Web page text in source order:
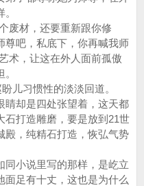
。
材，还要重新跟你修
尊吧，私底下，你再喊我师
术，让这在外人面前孤傲
。
儿习惯性的淡淡回道。
却是四处张望着，这天都
石打造雕磨，要是放到21世
殿，纯精石打造，恢弘气势
小说里写的那样，是屹立
面足有十丈，这也是为什么